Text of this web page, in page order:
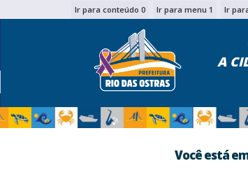
Ir para conteúdo 0 Ir para menu 1 Ir
A
Você está